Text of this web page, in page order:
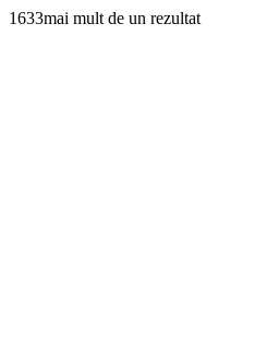
1633mai mult de un rezultat